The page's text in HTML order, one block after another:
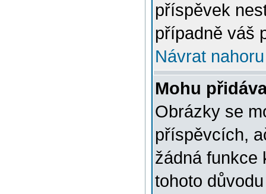
příspěvek
případně váš
Návrat nahoru
Mohu
Obrázky se
příspěvcích,
žádná funkce
tohoto